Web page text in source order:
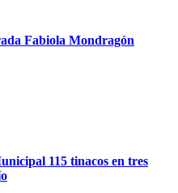
Fabiola Mondragón
115 tinacos en tres